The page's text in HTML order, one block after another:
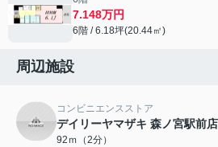
7.148万円
6階 / 6.18坪(20.44㎡)
周辺施設
コンビニエンスストア
デイリーヤマザキ 森ノ宮駅前店
92ｍ（2分）